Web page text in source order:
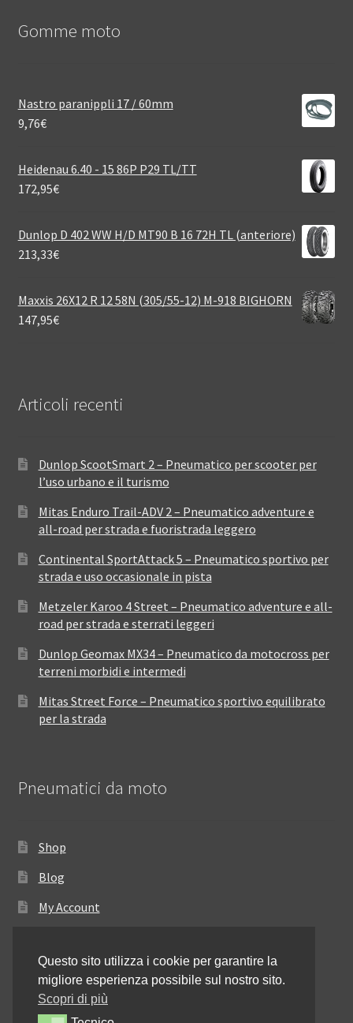
Gomme moto
Nastro paranippli 17 / 60mm
9,76€
Heidenau 6.40 - 15 86P P29 TL/TT
172,95€
Dunlop D 402 WW H/D MT90 B 16 72H TL (anteriore)
213,33€
Maxxis 26X12 R 12 58N (305/55-12) M-918 BIGHORN
147,95€
Articoli recenti
Dunlop ScootSmart 2 – Pneumatico per scooter per
l’uso urbano e il turismo
Mitas Enduro Trail-ADV 2 – Pneumatico adventure e
all-road per strada e fuoristrada leggero
Continental SportAttack 5 – Pneumatico sportivo per
strada e uso occasionale in pista
Metzeler Karoo 4 Street – Pneumatico adventure e all-
road per strada e sterrati leggeri
Dunlop Geomax MX34 – Pneumatico da motocross per
terreni morbidi e intermedi
Mitas Street Force – Pneumatico sportivo equilibrato
per la strada
Pneumatici da moto
Shop
Blog
My Account
Resi e rimborsi
Annullamento dell’ordine
Questo sito utilizza i cookie per garantire la
migliore esperienza possibile sul nostro sito.
Scopri di più